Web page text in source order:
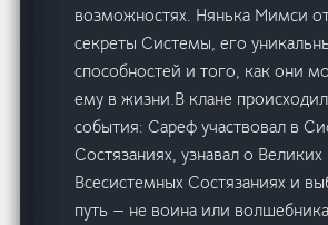
возможностях. Нянька Мимси
секреты Системы, его
способностей и того, как они
ему в жизни.В клане
события: Сареф участвовал в
Состязаниях, узнавал о Великих
Всесистемных Состязаниях и
путь — не воина или